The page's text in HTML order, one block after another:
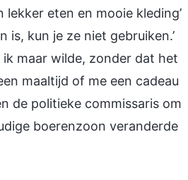
eten en mooie kleding’
is, kun je ze niet gebruiken.’
maar wilde, zonder dat het
maaltijd of me een cadeau
de politieke commissaris om
boerenzoon veranderde